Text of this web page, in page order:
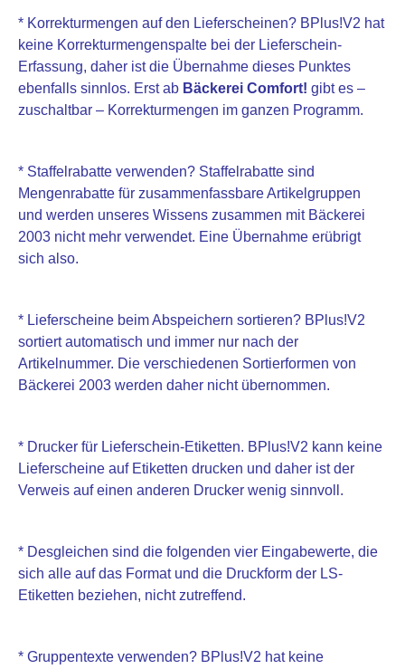
* Korrekturmengen auf den Lieferscheinen? BPlus!V2 hat
keine Korrekturmengenspalte bei der Lieferschein-
Erfassung, daher ist die Übernahme dieses Punktes
ebenfalls sinnlos. Erst ab Bäckerei Comfort! gibt es –
zuschaltbar – Korrekturmengen im ganzen Programm.
* Staffelrabatte verwenden? Staffelrabatte sind
Mengenrabatte für zusammenfassbare Artikelgruppen
und werden unseres Wissens zusammen mit Bäckerei
2003 nicht mehr verwendet. Eine Übernahme erübrigt
sich also.
* Lieferscheine beim Abspeichern sortieren? BPlus!V2
sortiert automatisch und immer nur nach der
Artikelnummer. Die verschiedenen Sortierformen von
Bäckerei 2003 werden daher nicht übernommen.
* Drucker für Lieferschein-Etiketten. BPlus!V2 kann keine
Lieferscheine auf Etiketten drucken und daher ist der
Verweis auf einen anderen Drucker wenig sinnvoll.
* Desgleichen sind die folgenden vier Eingabewerte, die
sich alle auf das Format und die Druckform der LS-
Etiketten beziehen, nicht zutreffend.
* Gruppentexte verwenden? BPlus!V2 hat keine